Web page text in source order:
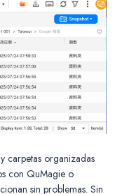
carpetas organizadas
con QuMagie o
sin problemas. Sin